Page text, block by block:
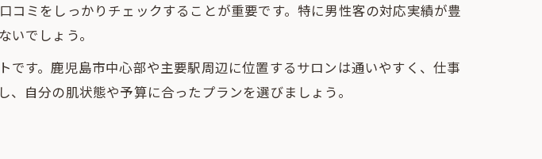
めの通いやすさとは
悩みを解消する方法
ミをしっかりチェックすることが重要です。特に男性客の対応実績が豊
でしょう。
す。鹿児島市中心部や主要駅周辺に位置するサロンは通いやすく、仕事
自分の肌状態や予算に合ったプランを選びましょう。